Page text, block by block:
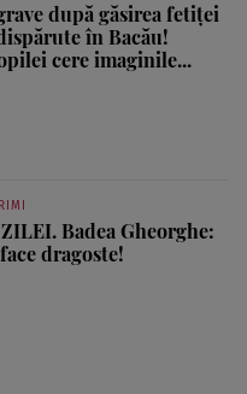
după găsirea fetiței
în Bacău!
cere imaginile...
Badea Gheorghe:
dragoste!